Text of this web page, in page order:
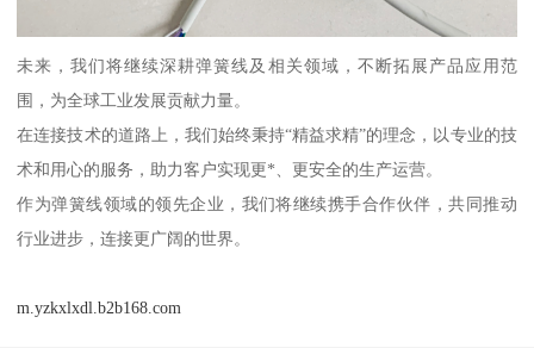
未来，我们将继续深耕弹簧线及相关领域，不断拓展产品应用范
围，为全球工业发展贡献力量。
在连接技术的道路上，我们始终秉持“精益求精”的理念，以专业的技
术和用心的服务，助力客户实现更*、更安全的生产运营。
作为弹簧线领域的领先企业，我们将继续携手合作伙伴，共同推动
行业进步，连接更广阔的世界。
m.yzkxlxdl.b2b168.com